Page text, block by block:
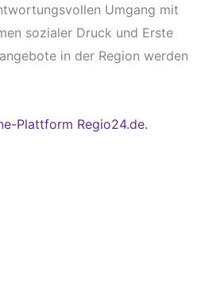
Umgang mit
sozialer Druck und Erste
in der Region werden
Plattform Regio24.de.